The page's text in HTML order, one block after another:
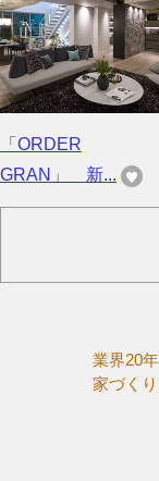
「ORDER
GRAN」 新...
業界20
家づく